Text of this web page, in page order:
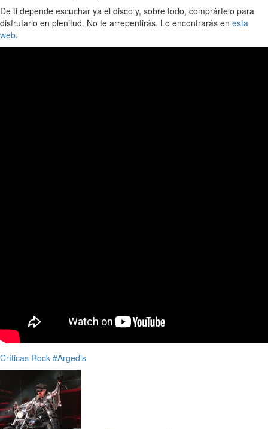
De ti depende escuchar ya el disco y, sobre todo, comprártelo para
disfrutarlo en plenitud. No te arrepentirás. Lo encontrarás en esta
web.
Críticas Rock #Argedis